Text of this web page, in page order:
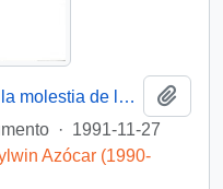
[Se adjunta carta que expresa la molestia de los partidos e la Concertación por el nombramiento de la esposa del Gobernador Provincial de Iquique, como Directora-Gerente de Radios Nacional de Chile AM y Oasis FM]
· 1991-11-27
Azócar (1990-